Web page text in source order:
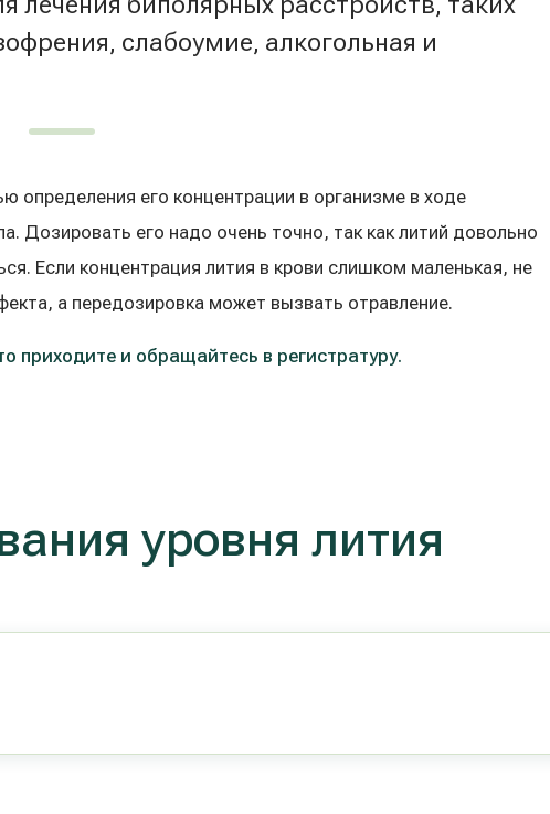
слабоумие, алкогольная и
определения его концентрации в организме в ходе
Дозировать его надо очень точно, так как литий довольно
Если концентрация лития в крови слишком маленькая, не
а передозировка может вызвать отравление.
приходите и обращайтесь в регистратуру.
уровня лития